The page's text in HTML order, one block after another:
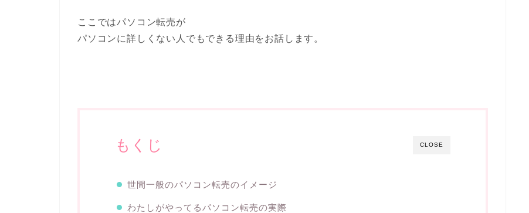
ここではパソコン転売が
パソコンに詳しくない人でもできる理由をお話します。
CLOSE
もくじ
世間一般のパソコン転売のイメージ
わたしがやってるパソコン転売の実際